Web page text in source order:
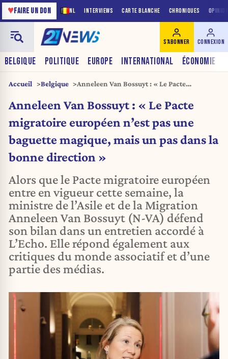
NL INTERVIEWS CARTE BLANCHE CHRONIQUES
♥FAIRE UN DON
BELGIQUE POLITIQUE EUROPE INTERNATIONAL ÉCONOMIE
S'ABONNER CONNEXION
Accueil Belgique
Anneleen Van Bossuyt : « Le Pacte
magique, mais un pas dans la bonne
Anneleen Van Bossuyt : « Le Pacte
migratoire européen n’est pas une
baguette magique, mais un pas dans la
bonne direction »
Alors que le Pacte migratoire européen
entre en vigueur cette semaine, la
ministre de l’Asile et de la Migration
Anneleen Van Bossuyt (N-VA) défend
son bilan dans un entretien accordé à
L’Echo. Elle répond également aux
critiques du monde associatif et d’une
partie des médias.